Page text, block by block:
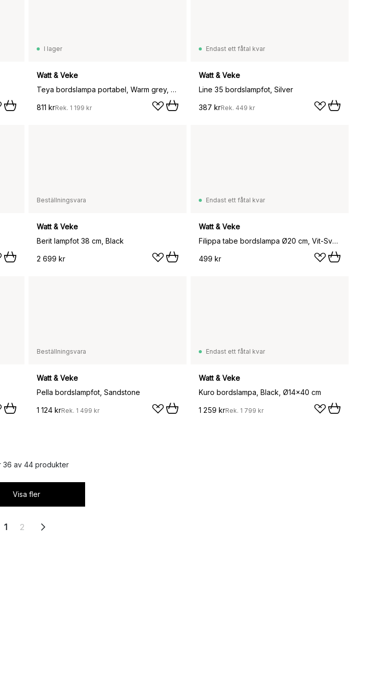
I lager
Watt & Veke
Teya bordslampa portabel, Warm grey, Ø15x26 cm
811 krRek. 1 199 kr
Endast ett fåtal kvar
Watt & Veke
Line 35 bordslampfot, Silver
387 krRek. 449 kr
Beställningsvara
Watt & Veke
Berit lampfot 38 cm, Black
2 699 kr
Endast ett fåtal kvar
Watt & Veke
Filippa tabe bordslampa Ø20 cm, Vit-Svart
499 kr
Beställningsvara
Watt & Veke
Pella bordslampfot, Sandstone
1 124 krRek. 1 499 kr
Endast ett fåtal kvar
Watt & Veke
Kuro bordslampa, Black, Ø14x40 cm
1 259 krRek. 1 799 kr
36 av 44 produkter
Visa fler
1 2